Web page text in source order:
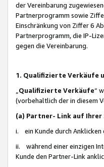
der Vereinbarung
Partnerprogramm sowie
Einschränkung von Ziffer 6
Partnerprogramm, die IP-
gegen die Vereinbarung.
1. Qualifizierte Verkäufe
Qualifizierte Verkäufe“
(vorbehaltlich der in diesem
(a) Partner- Link auf Ihrer
i. ein Kunde durch Anklicken
ii. während einer einzigen
Kunde den Partner-Link